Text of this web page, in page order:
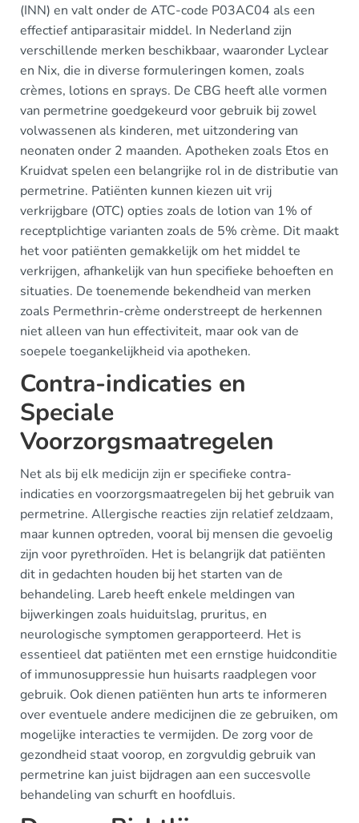
(INN) en valt onder de ATC-code P03AC04 als een
effectief antiparasitair middel. In Nederland zijn
verschillende merken beschikbaar, waaronder Lyclear
en Nix, die in diverse formuleringen komen, zoals
crèmes, lotions en sprays. De CBG heeft alle vormen
van permetrine goedgekeurd voor gebruik bij zowel
volwassenen als kinderen, met uitzondering van
neonaten onder 2 maanden. Apotheken zoals Etos en
Kruidvat spelen een belangrijke rol in de distributie van
permetrine. Patiënten kunnen kiezen uit vrij
verkrijgbare (OTC) opties zoals de lotion van 1% of
receptplichtige varianten zoals de 5% crème. Dit maakt
het voor patiënten gemakkelijk om het middel te
verkrijgen, afhankelijk van hun specifieke behoeften en
situaties. De toenemende bekendheid van merken
zoals Permethrin-crème onderstreept de herkennen
niet alleen van hun effectiviteit, maar ook van de
soepele toegankelijkheid via apotheken.
Contra-indicaties en
Speciale
Voorzorgsmaatregelen
Net als bij elk medicijn zijn er specifieke contra-
indicaties en voorzorgsmaatregelen bij het gebruik van
permetrine. Allergische reacties zijn relatief zeldzaam,
maar kunnen optreden, vooral bij mensen die gevoelig
zijn voor pyrethroïden. Het is belangrijk dat patiënten
dit in gedachten houden bij het starten van de
behandeling. Lareb heeft enkele meldingen van
bijwerkingen zoals huiduitslag, pruritus, en
neurologische symptomen gerapporteerd. Het is
essentieel dat patiënten met een ernstige huidconditie
of immunosuppressie hun huisarts raadplegen voor
gebruik. Ook dienen patiënten hun arts te informeren
over eventuele andere medicijnen die ze gebruiken, om
mogelijke interacties te vermijden. De zorg voor de
gezondheid staat voorop, en zorgvuldig gebruik van
permetrine kan juist bijdragen aan een succesvolle
behandeling van schurft en hoofdluis.